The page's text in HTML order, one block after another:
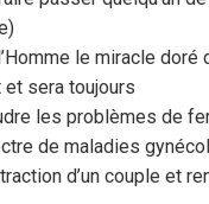
le miracle doré
sera toujours
les problèmes de
de maladies
d’un couple et